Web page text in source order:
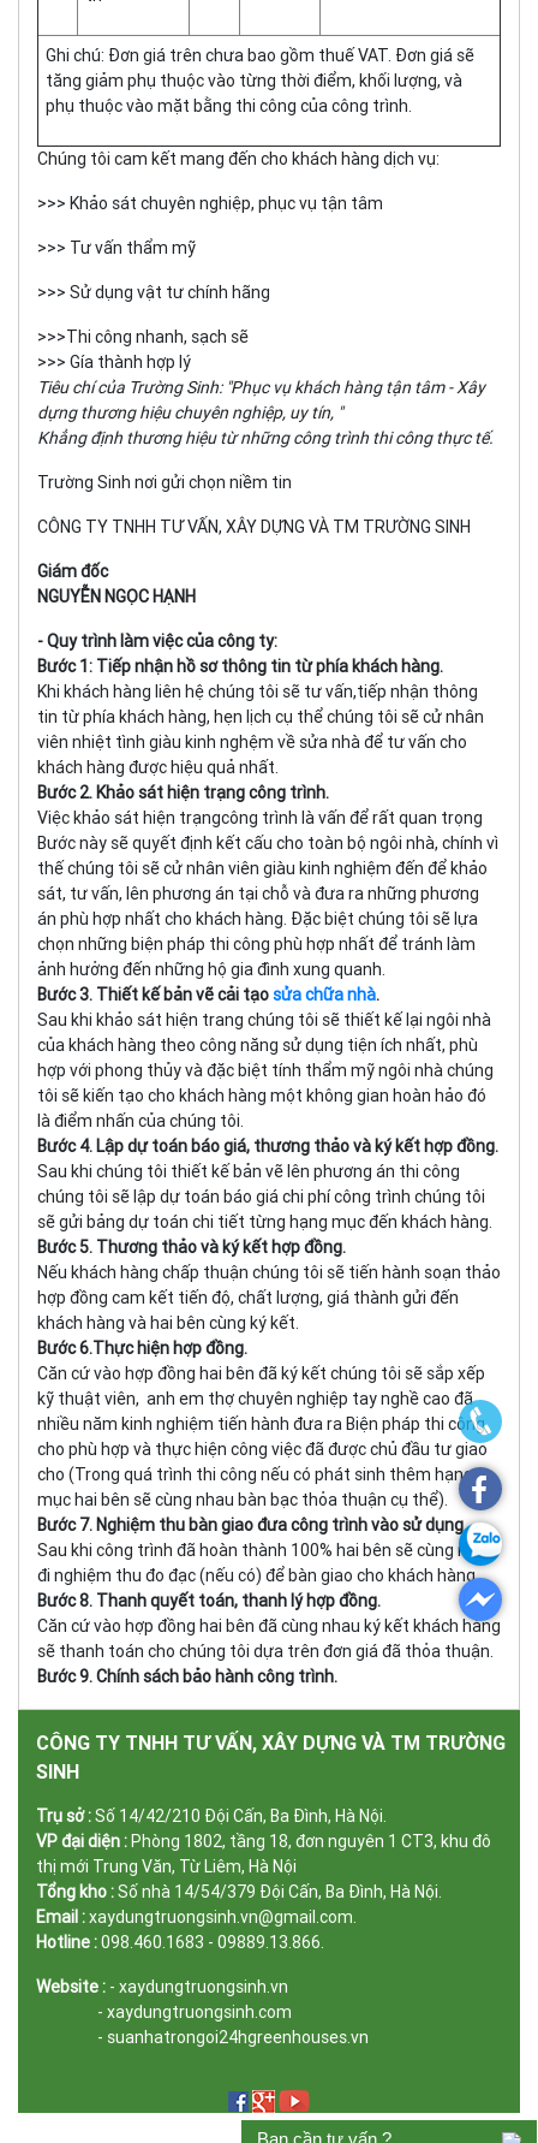
Ghi chú: Đơn giá trên chưa bao gồm thuế VAT. Đơn giá sẽ
tăng giảm phụ thuộc vào từng thời điểm, khối lượng, và
phụ thuộc vào mặt bằng thi công của công trình.
Chúng tôi cam kết mang đến cho khách hàng dịch vụ:
>>> Khảo sát chuyên nghiệp, phục vụ tận tâm
>>> Tư vấn thẩm mỹ
>>> Sử dụng vật tư chính hãng
>>>Thi công nhanh, sạch sẽ
>>> Gía thành hợp lý
Tiêu chí của Trường Sinh: "Phục vụ khách hàng tận tâm - Xây
dựng thương hiệu chuyên nghiệp, uy tín, "
Khẳng định thương hiệu từ những công trình thi công thực tế.
Trường Sinh nơi gửi chọn niềm tin
CÔNG TY TNHH TƯ VẤN, XÂY DỰNG VÀ TM TRƯỜNG SINH
Giám đốc
NGUYỄN NGỌC HẠNH
- Quy trình làm việc của công ty:
Bước 1: Tiếp nhận hồ sơ thông tin từ phía khách hàng.
Khi khách hàng liên hệ chúng tôi sẽ tư vấn,tiếp nhận thông
tin từ phía khách hàng, hẹn lịch cụ thể chúng tôi sẽ cử nhân
viên nhiệt tình giàu kinh nghệm về sửa nhà để tư vấn cho
khách hàng được hiệu quả nhất.
Bước 2. Khảo sát hiện trạng công trình.
Việc khảo sát hiện trạngcông trình là vấn để rất quan trọng
Bước này sẽ quyết định kết cấu cho toàn bộ ngôi nhà, chính vì
thế chúng tôi sẽ cử nhân viên giàu kinh nghiệm đến để khảo
sát, tư vấn, lên phương án tại chỗ và đưa ra những phương
án phù hợp nhất cho khách hàng. Đặc biệt chúng tôi sẽ lựa
chọn những biện pháp thi công phù hợp nhất để tránh làm
ảnh hưởng đến những hộ gia đình xung quanh.
Bước 3. Thiết kế bản vẽ cải tạosửa chữa nhà.
Sau khi khảo sát hiện trang chúng tôi sẽ thiết kế lại ngôi nhà
của khách hàng theo công năng sử dụng tiện ích nhất, phù
hợp với phong thủy và đặc biệt tính thẩm mỹ ngôi nhà chúng
tôi sẽ kiến tạo cho khách hàng một không gian hoàn hảo đó
là điểm nhấn của chúng tôi.
Bước 4. Lập dự toán báo giá, thương thảo và ký kết hợp đồng.
Sau khi chúng tôi thiết kế bản vẽ lên phương án thi công
chúng tôi sẽ lập dự toán báo giá chi phí công trình chúng tôi
sẽ gửi bảng dự toán chi tiết từng hạng mục đến khách hàng.
Bước 5. Thương thảo và ký kết hợp đồng.
Nếu khách hàng chấp thuận chúng tôi sẽ tiến hành soạn thảo
hợp đồng cam kết tiến độ, chất lượng, giá thành gửi đến
khách hàng và hai bên cùng ký kết.
Bước 6.Thực hiện hợp đồng.
Căn cứ vào hợp đồng hai bên đã ký kết chúng tôi sẽ sắp xếp
kỹ thuật viên, anh em thợ chuyên nghiệp tay nghề cao đã
nhiều năm kinh nghiệm tiến hành đưa ra Biện pháp thi công
cho phù hợp và thực hiện công việc đã được chủ đầu tư giao
cho (Trong quá trình thi công nếu có phát sinh thêm hạng
mục hai bên sẽ cùng nhau bàn bạc thỏa thuận cụ thể).
Bước 7. Nghiệm thu bàn giao đưa công trình vào sử dụng.
Sau khi công trình đã hoàn thành 100% hai bên sẽ cùng nhau
đi nghiệm thu đo đạc (nếu có) để bàn giao cho khách hàng.
Bước 8. Thanh quyết toán, thanh lý hợp đồng.
Căn cứ vào hợp đồng hai bên đã cùng nhau ký kết khách hàng
sẽ thanh toán cho chúng tôi dựa trên đơn giá đã thỏa thuận.
Bước 9. Chính sách bảo hành công trình.
CÔNG TY TNHH TƯ VẤN, XÂY DỰNG VÀ TM TRƯỜNG
SINH
Trụ sở :Số 14/42/210 Đội Cấn, Ba Đình, Hà Nội.
VP đại diện :Phòng 1802, tầng 18, đơn nguyên 1 CT3, khu đô
thị mới Trung Văn, Từ Liêm, Hà Nội
Tổng kho :Số nhà 14/54/379 Đội Cấn, Ba Đình, Hà Nội.
Email :xaydungtruongsinh.vn@gmail.com.
Hotline :098.460.1683 - 09889.13.866.
Website : - xaydungtruongsinh.vn
- xaydungtruongsinh.com
- suanhatrongoi24hgreenhouses.vn
Bạn cần tư vấn ?